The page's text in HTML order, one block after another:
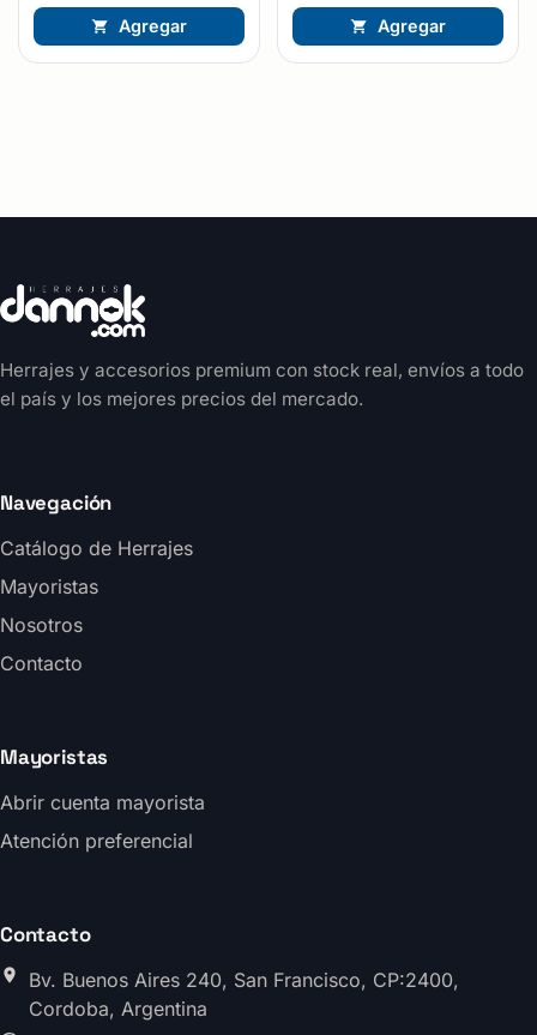
Agregar Agregar
Herrajes y accesorios premium con stock real, envíos a todo
el país y los mejores precios del mercado.
Navegación
Catálogo de Herrajes
Mayoristas
Nosotros
Contacto
Mayoristas
Abrir cuenta mayorista
Atención preferencial
Contacto
Bv. Buenos Aires 240, San Francisco, CP:2400,
Cordoba, Argentina